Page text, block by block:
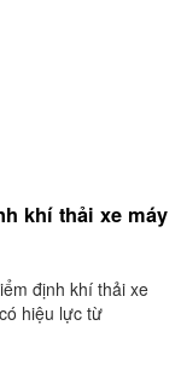
khí thải xe máy
định khí thải xe
hiệu lực từ